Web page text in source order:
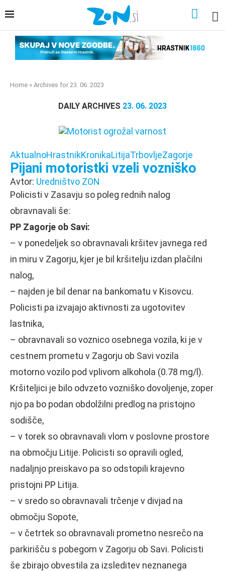
Home » Archives for 23. 06. 2023
DAILY ARCHIVES 23. 06. 2023
AktualnoHrastnikKronikaLitijaTrbovljeZagorje
Pijani motoristki vzeli vozniško
Avtor: Uredništvo ZON
Policisti v Zasavju so poleg rednih nalog
obravnavali še:
PP Zagorje ob Savi:
– v ponedeljek so obravnavali kršitev javnega red
in miru v Zagorju, kjer je bil kršitelju izdan plačilni
nalog,
– najden je bil denar na bankomatu v Kisovcu.
Policisti pa izvajajo aktivnosti za ugotovitev
lastnika,
– obravnavali so voznico osebnega vozila, ki je v
cestnem prometu v Zagorju ob Savi vozila
motorno vozilo pod vplivom alkohola (0.78 mg/l).
Kršiteljici je bilo odvzeto vozniško dovoljenje, zoper
njo pa bo podan obdolžilni predlog na pristojno
sodišče,
– v torek so obravnavali vlom v poslovne prostore
na območju Litije. Policisti so opravili ogled,
nadaljnjo preiskavo pa so odstopili krajevno
pristojni PP Litija.
– v sredo so obravnavali trčenje v divjad na
območju Sopote,
– v četrtek so obravnavali prometno nesrečo na
parkirišču s pobegom v Zagorju ob Savi. Policisti
še zbirajo obvestila za izsleditev neznanega